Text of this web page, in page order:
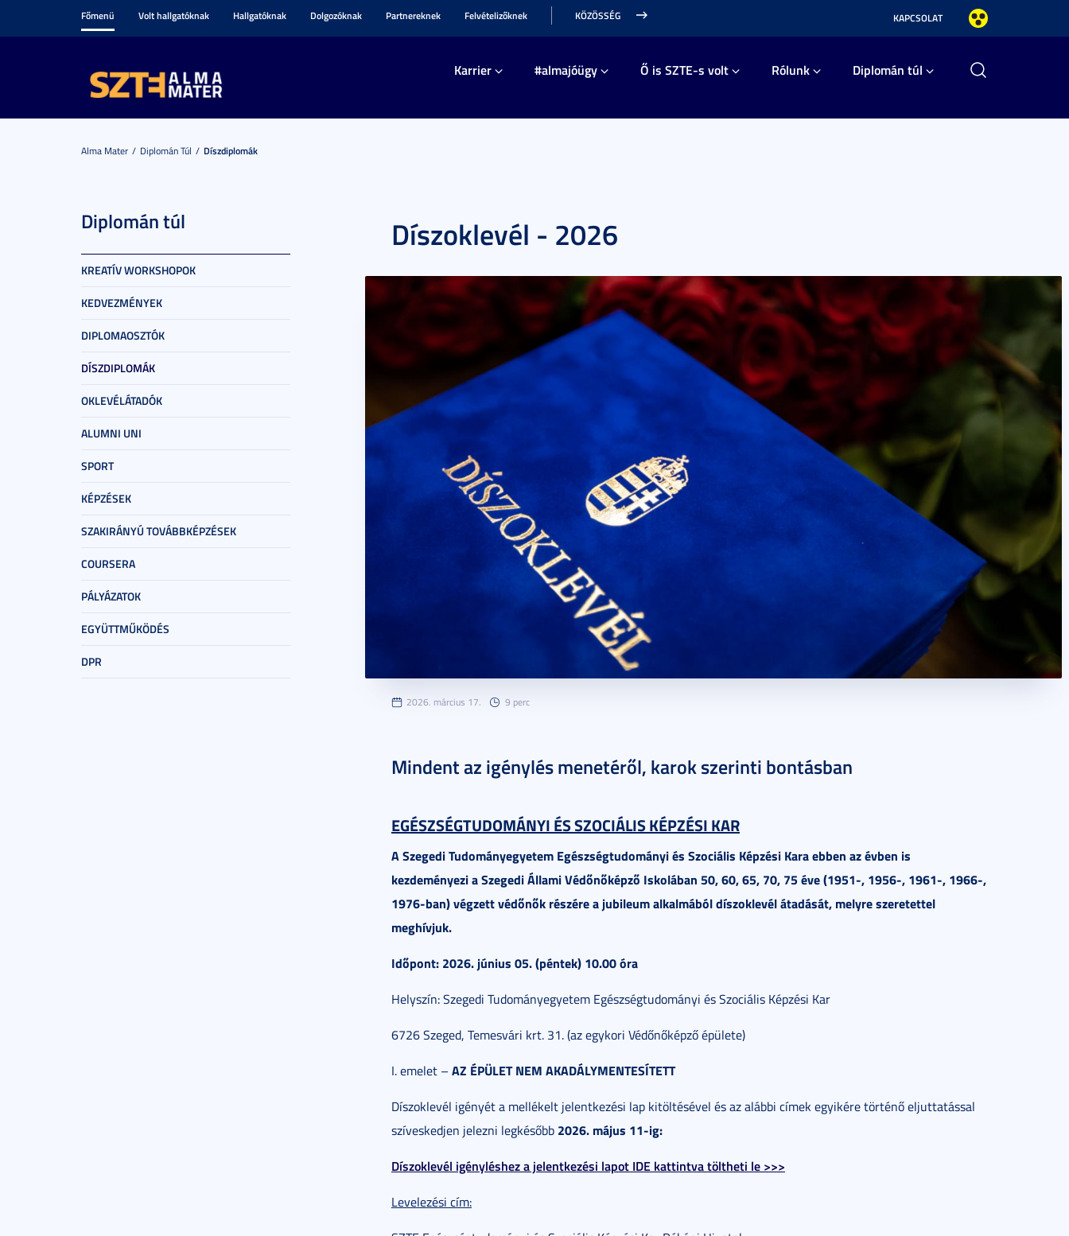
Főmenü Volt hallgatóknak Hallgatóknak Dolgozóknak Partnereknek Felvételizőknek KÖZÖSSÉG KAPCSOLAT
Karrier #almajóügy Ő is SZTE-s volt Rólunk Diplomán túl
Alma Mater Diplomán Túl Díszdiplomák
Diplomán túl
KREATÍV WORKSHOPOK
KEDVEZMÉNYEK
DIPLOMAOSZTÓK
DÍSZDIPLOMÁK
OKLEVÉLÁTADÓK
ALUMNI UNI
SPORT
KÉPZÉSEK
SZAKIRÁNYÚ TOVÁBBKÉPZÉSEK
COURSERA
PÁLYÁZATOK
EGYÜTTMŰKÖDÉS
DPR
Díszoklevél - 2026
2026. március 17. 9 perc
Mindent az igénylés menetéről, karok szerinti bontásban
EGÉSZSÉGTUDOMÁNYI ÉS SZOCIÁLIS KÉPZÉSI KAR
A Szegedi Tudományegyetem Egészségtudományi és Szociális Képzési Kara ebben az évben is
kezdeményezi a Szegedi Állami Védőnőképző Iskolában 50, 60, 65, 70, 75 éve (1951-, 1956-, 1961-, 1966-,
1976-ban) végzett védőnők részére a jubileum alkalmából díszoklevél átadását, melyre szeretettel
meghívjuk.
Időpont: 2026. június 05. (péntek) 10.00 óra
Helyszín: Szegedi Tudományegyetem Egészségtudományi és Szociális Képzési Kar
6726 Szeged, Temesvári krt. 31. (az egykori Védőnőképző épülete)
I. emelet – AZ ÉPÜLET NEM AKADÁLYMENTESÍTETT
Díszoklevél igényét a mellékelt jelentkezési lap kitöltésével és az alábbi címek egyikére történő eljuttatással
szíveskedjen jelezni legkésőbb 2026. május 11-ig:
Díszoklevél igényléshez a jelentkezési lapot IDE kattintva töltheti le >>>
Levelezési cím: